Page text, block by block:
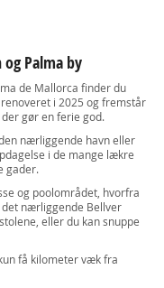
Palma by
de Mallorca finder du
i 2025 og fremstår
gør en ferie god.
nærliggende havn eller
i de mange lækre
gader.
og poolområdet, hvorfra
det nærliggende Bellver
eller du kan snuppe
få kilometer væk fra